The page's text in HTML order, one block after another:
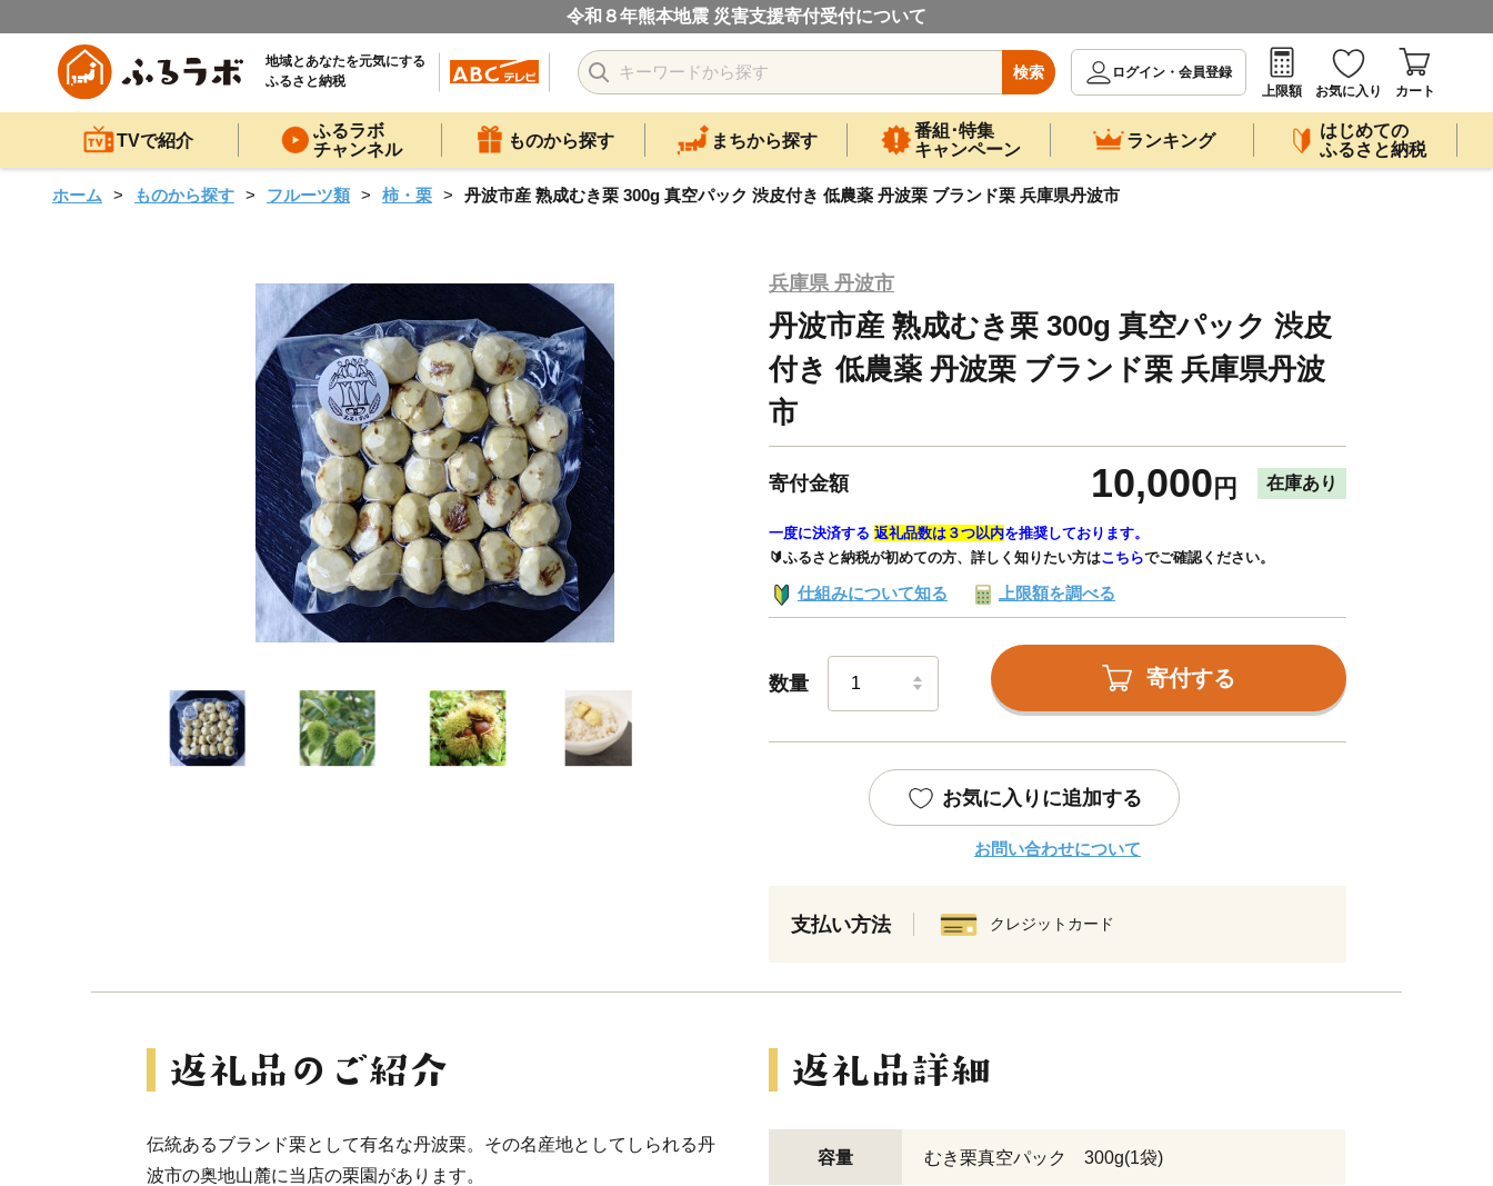
令和８年熊本地震 災害支援寄付受付について
地域とあなたを元気にする
ふるさと納税
検索
ログイン・会員登録
上限額
お気に入り カート
TVで紹介
ふるラボ
チャンネル
ものから探す まちから探す
番組･特集
キャンペーン
ランキング
はじめての
ふるさと納税
ホーム ものから探す フルーツ類 柿・栗 丹波市産 熟成むき栗 300g 真空パック 渋皮付き 低農薬 丹波栗 ブランド栗 兵庫県丹波市
兵庫県 丹波市
丹波市産 熟成むき栗 300g 真空パック 渋皮
付き 低農薬 丹波栗 ブランド栗 兵庫県丹波
市
寄付金額 10,000 円 在庫あり
一度に決済する 返礼品数は３つ以内を推奨しております。
🔰ふるさと納税が初めての方、詳しく知りたい方はこちらでご確認ください。
仕組みについて知る 上限額を調べる
数量 寄付する
お気に入りに追加する
お問い合わせについて
支払い方法 クレジットカード
伝統あるブランド栗として有名な丹波栗。その名産地としてしられる丹
波市の奥地山麓に当店の栗園があります。
容量 むき栗真空パック 300g(1袋)